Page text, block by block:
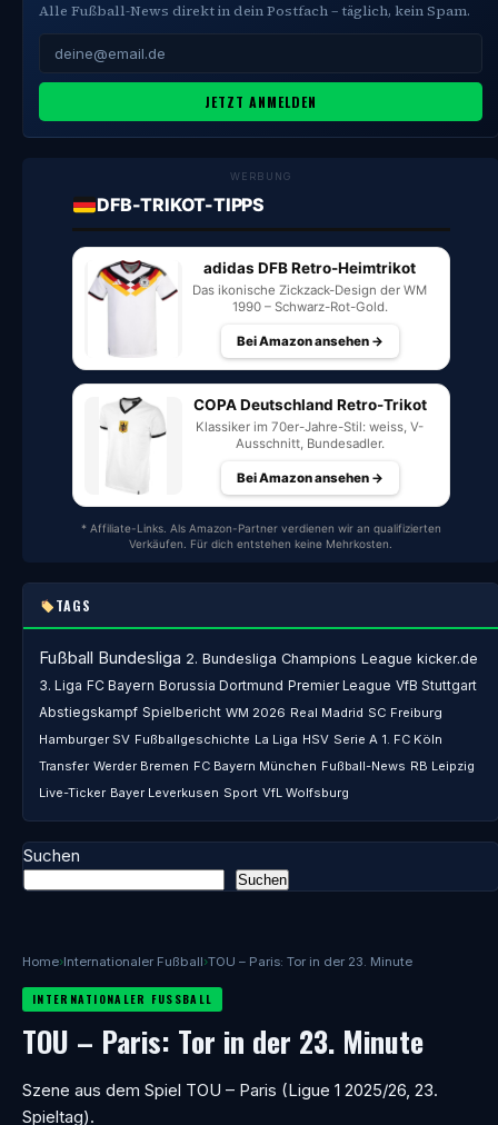
Home›Internationaler Fußball›TOU – Paris: Tor in der 23. Minute
INTERNATIONALER FUSSBALL
TOU – Paris: Tor in der 23. Minute
Szene aus dem Spiel TOU – Paris (Ligue 1 2025/26, 23.
Spieltag).
Alle Fußball-News direkt in dein Postfach – täglich, kein Spam.
JETZT ANMELDEN
WERBUNG
DFB-TRIKOT-TIPPS
adidas DFB Retro-Heimtrikot
Das ikonische Zickzack-Design der WM
1990 – Schwarz-Rot-Gold.
Bei Amazon ansehen →
COPA Deutschland Retro-Trikot
Klassiker im 70er-Jahre-Stil: weiss, V-
Ausschnitt, Bundesadler.
Bei Amazon ansehen →
* Affiliate-Links. Als Amazon-Partner verdienen wir an qualifizierten
Verkäufen. Für dich entstehen keine Mehrkosten.
TAGS
Fußball Bundesliga 2. Bundesliga Champions League kicker.de
3. Liga FC Bayern Borussia Dortmund Premier League VfB Stuttgart
Abstiegskampf Spielbericht WM 2026 Real Madrid SC Freiburg
Hamburger SV Fußballgeschichte La Liga HSV Serie A 1. FC Köln
Transfer Werder Bremen FC Bayern München Fußball-News RB Leipzig
Live-Ticker Bayer Leverkusen Sport VfL Wolfsburg
Suchen
Suchen